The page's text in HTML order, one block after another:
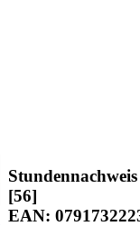
Stundennachweis
[56]
EAN: